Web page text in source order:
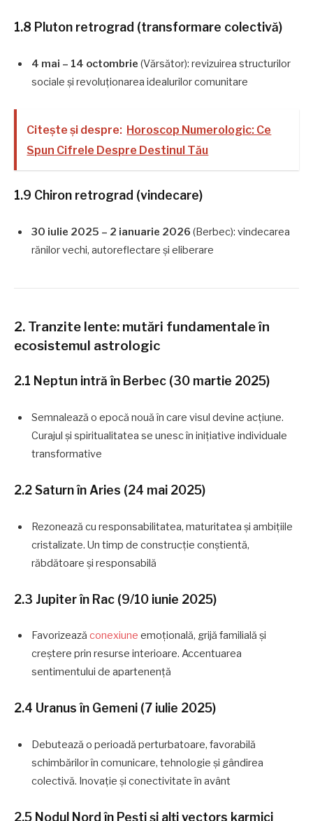
1.8 Pluton retrograd (transformare colectivă)
4 mai – 14 octombrie (Vărsător): revizuirea structurilor
sociale și revoluționarea idealurilor comunitare
Citește și despre: Horoscop Numerologic: Ce
Spun Cifrele Despre Destinul Tău
1.9 Chiron retrograd (vindecare)
30 iulie 2025 – 2 ianuarie 2026 (Berbec): vindecarea
rănilor vechi, autoreflectare și eliberare
2. Tranzite lente: mutări fundamentale în
ecosistemul astrologic
2.1 Neptun intră în Berbec (30 martie 2025)
Semnalează o epocă nouă în care visul devine acțiune.
Curajul și spiritualitatea se unesc în inițiative individuale
transformative
2.2 Saturn în Aries (24 mai 2025)
Rezonează cu responsabilitatea, maturitatea și ambițiile
cristalizate. Un timp de construcție conștientă,
răbdătoare și responsabilă
2.3 Jupiter în Rac (9/10 iunie 2025)
Favorizează conexiune emoțională, grijă familială și
creștere prin resurse interioare. Accentuarea
sentimentului de apartenență
2.4 Uranus în Gemeni (7 iulie 2025)
Debutează o perioadă perturbatoare, favorabilă
schimbărilor în comunicare, tehnologie și gândirea
colectivă. Inovație și conectivitate în avânt
2.5 Nodul Nord în Pești și alți vectors karmici